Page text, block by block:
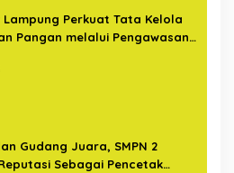
Lampung Perkuat Tata Kelola
Pangan melalui Pengawasan
Bersama BPKP
Gudang Juara, SMPN 2
Sebagai Pencetak